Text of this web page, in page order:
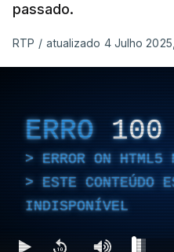
passado.
RTP / atualizado 4 Julho 2025,
ERRO 100
ERROR ON HTML5
ESTE CONTEÚDO
INDISPONÍVEL